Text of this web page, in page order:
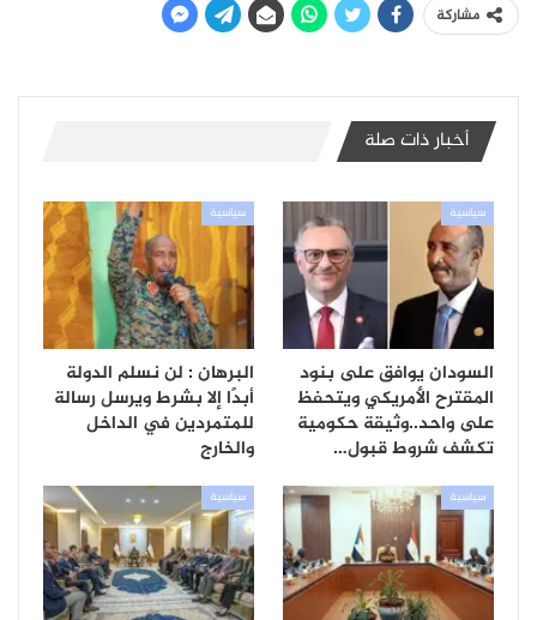
مشاركة
أخبار ذات صلة
سياسية
السودان يوافق على بنود
المقترح الأمريكي ويتحفظ
على واحد..وثيقة حكومية
تكشف شروط قبول…
سياسية
البرهان : لن نسلم الدولة
أبدًا إلا بشرط ويرسل رسالة
للمتمردين في الداخل
والخارج
سياسية سياسية